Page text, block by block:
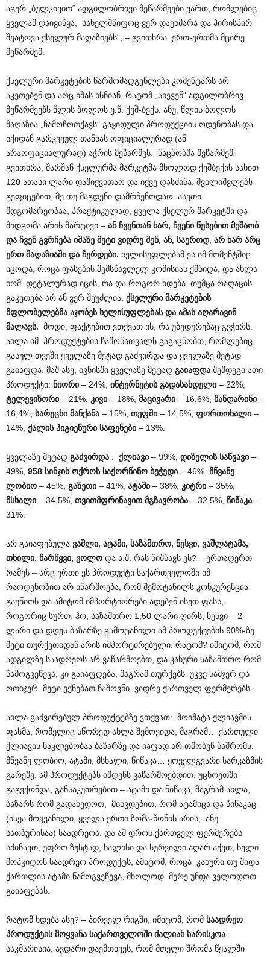
აგერ „ბულკივით“ ადგილობრივი მეწარმეები ვართ, რომლებიც
ყველამ დაივიწყა, სახელმწიფოც ვერ დაეხმარა და პირისპირ
შეატოვა ქსელურ მაღაზიებს“, – გვითხრა ერთ-ერთმა მცირე
მეწარმემ.
ქსელური მარკეტების წარმომადგენლები კომენტარს არ
აკეთებენ და არც იმას ხსნიან, რატომ „ახევენ“ ადგილობრივ
მეწარმეებს წლის ბოლოს ე.წ. ქეშ-ბექს. ანუ, წლის ბოლოს
მაღაზია „ჩამოჩოთქავს“ გაყიდული პროდუქციის ოდენობას და
იქიდან გარკვეულ თანხას ოფიციალურად (ან
არაოფიციალურად) აჭრის მეწარმეს. ნაცნობმა მეწარმემ
გვითხრა, შარშან ქსელურმა მარკეტმა მხოლოდ ქეშბექის სახით
120 ათასი ლარი დამიქვითაო და იქვე დასძინა, შვილიშვლებს
გეფიცებით, მე თუ მაგდენი დამრჩენოდაო. ასეთი
მდგომარეობაა, პრაქტიკულად, ყველა ქსელურ მარკეტში და
მიდგომა არის მარტივი – ან ჩვენთან ხარ, ჩვენი წესებით მუშაობ
და ჩვენ გვრჩება იმაზე მეტი ვიდრე შენ, ან, საერთდ, არ ხარ არც
ერთ მაღაზიაში და ჩერდები. ხელისუფლებამ ეს იმ მომენტშიც
იცოდა, როცა ფასების შემსწავლელ კომისიას ქმნიდა, და ახლა
ხომ დეტალურად იცის, რა და როგორ ხდება, თუმცა რაღაცის
გაკეთება არ ან ვერ შეუძლია. ქსელური მარკეტების
მფლობელებმა აჯობეს ხელისუფლებას და ამას აღარავინ
მალავს. მოდი, ფაქტებით ვთქვათ ის, რა უბედურებაც გვჭირს.
ახლა იმ პროდუქტების ჩამონათვალს გაგაცნობთ, რომლებიც
გასულ თვეში ყველაზე მეტად გაძვირდა და ყველაზე მეტად
გაიაფდა. მაშ ასე, ივნისში ყველაზე მეტად გაიაფდა შემდეგი ათი
პროდუქტი: ნიორი – 24%, ინტერნეტის გადასახდელი – 22%,
ტელევიზორი – 21%, კივი – 18%, მაცივარი – 16,6%, მანდარინი –
16,4%, სარეცხი მანქანა – 15%, თეფში – 14,5%, ფორთოხალი –
14%, ქალის ჰიგიენური საფენები – 13%.
ყველაზე მეტად გაძვირდა : ქლიავი – 99%, დიზელის საწვავი –
49%, 958 სინჯის ოქროს საქორწინო ბეჭედი – 46%, მწვანე
ლობიო – 45%, გაზეთი – 41%, ატამი – 38%, კიტრი – 35%,
მსხალი – 34,5%, თვითმფრინავით მგზავრობა – 32,5%, წიწაკა –
31%.
არ გაიაფებულა ვაშლი, ატამი, საზამთრო, ნესვი, ვაშლატამა,
თხილი, მარწყვი, ჟოლო და ა.შ. რას ნიშნავს ეს? – ერთადერთ
რამეს – არც ერთი ეს პროდუქტი საქართველოში იმ
რაოდენობით არ იწარმოება, რომ შემოტანილს კონკურენცია
გაუწიოს და ამიტომ იმპორტიორები ადებენ ისეთ ფასს,
როგორიც სურთ. ჰო, საზამთრო 1,50 ლარი ღირს, ნესვი – 2
ლარი და დღეს ბაზარზე გამოტანილი ამ პროდუქტების 90%-ზე
მეტი თურქეთიდან არის იმპორტირებული. რატომ? იმიტომ, რომ
ადგილზე საადრეოს არ ვაწარმოებთ, და კახური საზამთრო რომ
წამოგვეწევა, კი გაიაფდება, მაგრამ თურქებს უკვე სამჯერ და
ოთხჯერ მეტი ექნებათ ნაშოვნი, ვიდრე ქართველ ფერმერებს.
ახლა გაძვირებულ პროდუქტებზე ვთქვათ: მოიმატა ქლიავმის
ფასმა, რომელიც სწორედ ახლა შემოვიდა, მაგრამ… ქართული
ქლიავის ნაკლებობაა ბაზარზე და იაფად არ თმობენ ნაშრომს.
მწვანე ლობიო, ატამი, მსხალი, წიწაკა… ყოველგვარი სარკაზმის
გარეშე, ამ პროდუქტებს იმდენს ვაწარმოებდით, უცხოეთში
გაგვქონდა, განსაკუთრებით – ატამი და წიწაკა, მაგრამ ახლა,
ბაზარს რომ გადახედოთ, მიხვდებით, რომ ატამიცა და წიწაკაც
(ისეა მოყვანილი, ყველა ერთი ზომა-წონის არის, ანუ
სათბურისაა) საადრეოა. და ამ დროს ქართველ ფერმერებს
სძინავთ, უფრო ზუსტად, ხალისი და სურვილი აღარ აქვთ, ხელი
მოჰკიდონ საადრეო პროდუქტს, ამიტომ, როცა კახური თუ შიდა
ქართლის ატამი წამოგვეწევა, მხოლოდ მერე უნდა ველოდოთ
გაიაფებას.
რატომ ხდება ასე? – პირველ რიგში, იმიტომ, რომ საადრეო
პროდუქტის მოყვანა საქართველოში ძალიან სარისკოა
საკმარისია, ავდარი დაემთხვეს, რომ მთელი შრომა წყალში